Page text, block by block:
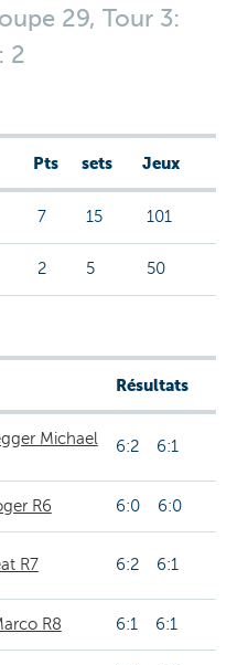
29, Tour 3:
2
Pts sets Jeux
7 15 101
2 5 50
Résultats
Michael
6:2 6:1
R6 6:0 6:0
R7 6:2 6:1
R8 6:1 6:1